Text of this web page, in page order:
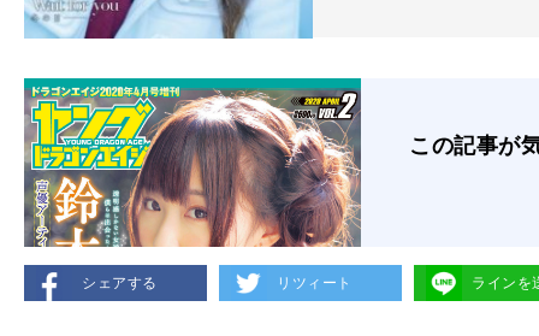
この記事が
シェアする リツィート ラインを